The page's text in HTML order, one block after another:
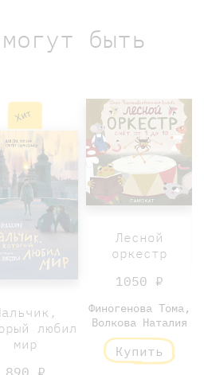
быть
Хит
любил
мир
Лесной
оркестр
1050 ₽
Финогенова Тома,
Волкова Наталия
Купить